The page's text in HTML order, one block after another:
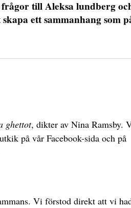
till Aleksa lundberg
ett sammanhang som
ghettot, dikter av Nina Ramsby.
på vår Facebook-sida och på
Vi förstod direkt att vi